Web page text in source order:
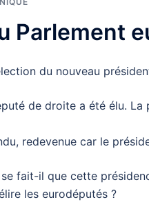
Parlement
du nouveau
de droite a été élu.
redevenue car le
fait-il que cette
les eurodéputés ?